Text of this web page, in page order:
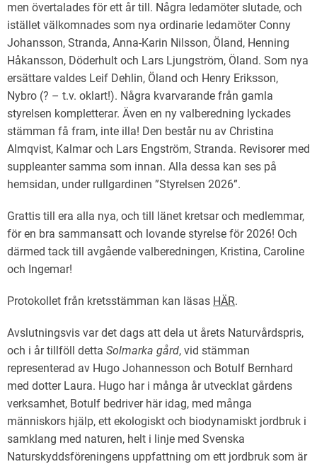
men övertalades för ett år till. Några ledamöter slutade, och
istället välkomnades som nya ordinarie ledamöter Conny
Johansson, Stranda, Anna-Karin Nilsson, Öland, Henning
Håkansson, Döderhult och Lars Ljungström, Öland. Som nya
ersättare valdes Leif Dehlin, Öland och Henry Eriksson,
Nybro (? – t.v. oklart!). Några kvarvarande från gamla
styrelsen kompletterar. Även en ny valberedning lyckades
stämman få fram, inte illa! Den består nu av Christina
Almqvist, Kalmar och Lars Engström, Stranda. Revisorer med
suppleanter samma som innan. Alla dessa kan ses på
hemsidan, under rullgardinen ”Styrelsen 2026”.
Grattis till era alla nya, och till länet kretsar och medlemmar,
för en bra sammansatt och lovande styrelse för 2026! Och
därmed tack till avgående valberedningen, Kristina, Caroline
och Ingemar!
Protokollet från kretsstämman kan läsas HÄR.
Avslutningsvis var det dags att dela ut årets Naturvårdspris,
och i år tillföll detta Solmarka gård, vid stämman
representerad av Hugo Johannesson och Botulf Bernhard
med dotter Laura. Hugo har i många år utvecklat gårdens
verksamhet, Botulf bedriver här idag, med många
människors hjälp, ett ekologiskt och biodynamiskt jordbruk i
samklang med naturen, helt i linje med Svenska
Naturskyddsföreningens uppfattning om ett jordbruk som är